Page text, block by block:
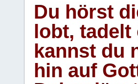
Du hörst
lobt, tadelt
kannst du
hin auf